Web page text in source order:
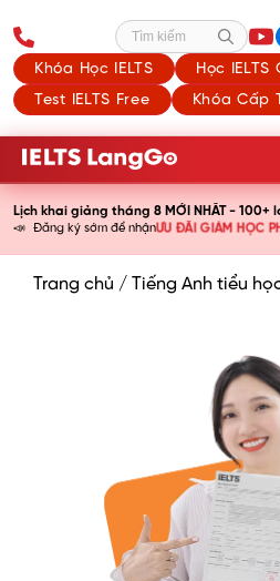
Khóa Học IELTS
Học IELTS
Test IELTS Free
Khóa Cấp
Tìm kiếm
Lịch khai giảng tháng 8 MỚI NHẤT - 100+
📣 Đăng ký sớm để nhậnƯU ĐÃI GIẢM HỌC
Trang chủ / Tiếng Anh tiểu